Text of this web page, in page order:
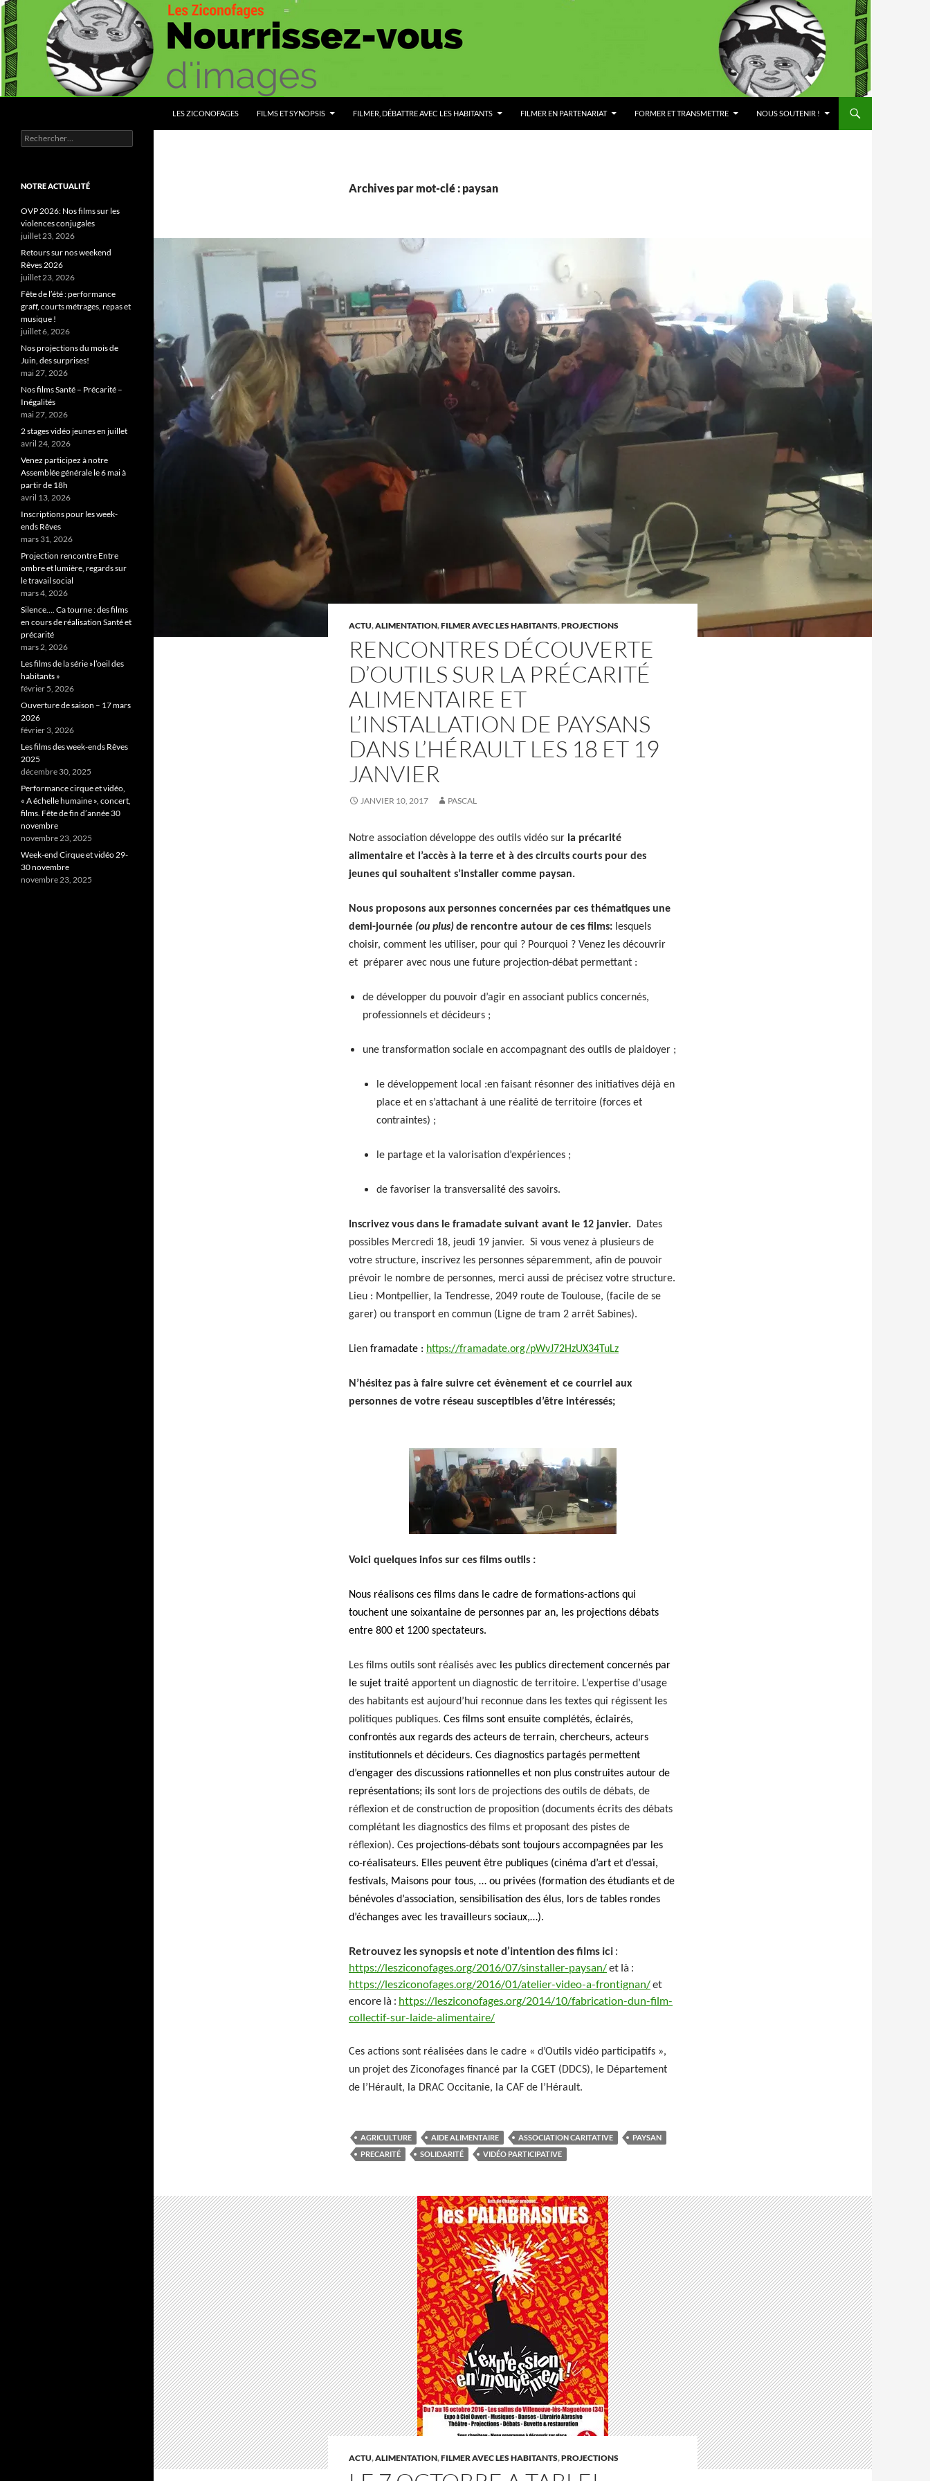
Aller
au
contenu
LES ZICONOFAGES FILMS ET SYNOPSIS FILMER, DÉBATTRE AVEC LES HABITANTS FILMER EN PARTENARIAT FORMER ET TRANSMETTRE NOUS SOUTENIR !
Archives par mot-clé : paysan
ACTU,ALIMENTATION,FILMER AVEC LES HABITANTS,PROJECTIONS
RENCONTRES DÉCOUVERTE
D’OUTILS SUR LA PRÉCARITÉ
ALIMENTAIRE ET
L’INSTALLATION DE PAYSANS
DANS L’HÉRAULT LES 18 ET 19
JANVIER
JANVIER 10, 2017 PASCAL
Notre association développe des outils vidéo sur la précarité
alimentaire et l’accès à la terre et à des circuits courts pour des
jeunes qui souhaitent s’installer comme paysan.
Nous proposons aux personnes concernées par ces thématiques une
demi-journée (ou plus)de rencontre autour de ces films: lesquels
choisir, comment les utiliser, pour qui ? Pourquoi ? Venez les découvrir
et préparer avec nous une future projection-débat permettant :
de développer du pouvoir d’agir en associant publics concernés,
professionnels et décideurs ;
une transformation sociale en accompagnant des outils de plaidoyer ;
le développement local :en faisant résonner des initiatives déjà en
place et en s’attachant à une réalité de territoire (forces et
contraintes) ;
le partage et la valorisation d’expériences ;
de favoriser la transversalité des savoirs.
Inscrivez vous dans le framadate suivant avant le 12 janvier.
Dates
possibles Mercredi 18, jeudi 19 janvier. Si vous venez à plusieurs de
votre structure, inscrivez les personnes séparemment, afin de pouvoir
prévoir le nombre de personnes, merci aussi de précisez votre structure.
Lieu : Montpellier, la Tendresse, 2049 route de Toulouse, (facile de se
garer) ou transport en commun (Ligne de tram 2 arrêt Sabines).
Lien framadate : https://framadate.org/pWvJ72HzUX34TuLz
N’hésitez pas à faire suivre cet évènement et ce courriel aux
personnes de votre réseau susceptibles d’être intéressés;
Voici quelques infos sur ces films outils :
Nous réalisons ces films dans le cadre de formations-actions qui
touchent une soixantaine de personnes par an, les projections débats
entre 800 et 1200 spectateurs.
Les films outils sont réalisés avec les publics directement concernés par
le sujet traité apportent un diagnostic de territoire. L’expertise d’usage
des habitants est aujourd’hui reconnue dans les textes qui régissent les
politiques publiques. Ces films sont ensuite complétés, éclairés,
confrontés aux regards des acteurs de terrain, chercheurs, acteurs
institutionnels et décideurs. Ces diagnostics partagés permettent
d’engager des discussions rationnelles et non plus construites autour de
représentations; ils sont lors de projections des outils de débats, de
réflexion et de construction de proposition (documents écrits des débats
complétant les diagnostics des films et proposant des pistes de
réflexion). Ces projections-débats sont toujours accompagnées par les
co-réalisateurs. Elles peuvent être publiques (cinéma d’art et d’essai,
festivals, Maisons pour tous, … ou privées (formation des étudiants et de
bénévoles d’association, sensibilisation des élus, lors de tables rondes
d’échanges avec les travailleurs sociaux,…).
Retrouvez les synopsis et note d’intention des films ici :
https://lesziconofages.org/2016/07/sinstaller-paysan/et là :
https://lesziconofages.org/2016/01/atelier-video-a-frontignan/et
encore là : https://lesziconofages.org/2014/10/fabrication-dun-film-
collectif-sur-laide-alimentaire/
Ces actions sont réalisées dans le cadre « d’Outils vidéo participatifs »,
un projet des Ziconofages financé par la CGET (DDCS), le Département
de l’Hérault, la DRAC Occitanie, la CAF de l’Hérault.
AGRICULTURE AIDE ALIMENTAIRE ASSOCIATION CARITATIVE
PAYSAN
PRECARITÉ
SOLIDARITÉ VIDÉO PARTICIPATIVE
ACTU,ALIMENTATION,FILMER AVEC LES HABITANTS,PROJECTIONS
Nourrissez vous d'images
Rechercher :
NOTRE ACTUALITÉ
OVP 2026: Nos films sur les
violences conjugales
juillet 23, 2026
Retours sur nos weekend
Rêves 2026
juillet 23, 2026
Fête de l’été : performance
graff, courts métrages, repas et
musique !
juillet 6, 2026
Nos projections du mois de
Juin, des surprises!
mai 27, 2026
Nos films Santé – Précarité –
Inégalités
mai 27, 2026
2 stages vidéo jeunes en juillet
avril 24, 2026
Venez participez à notre
Assemblée générale le 6 mai à
partir de 18h
avril 13, 2026
Inscriptions pour les week-
ends Rêves
mars 31, 2026
Projection rencontre Entre
ombre et lumière, regards sur
le travail social
mars 4, 2026
Silence…. Ca tourne : des films
en cours de réalisation Santé et
précarité
mars 2, 2026
Les films de la série »l’oeil des
habitants »
février 5, 2026
Ouverture de saison – 17 mars
2026
février 3, 2026
Les films des week-ends Rêves
2025
décembre 30, 2025
Performance cirque et vidéo,
« A échelle humaine », concert,
films. Fête de fin d’année 30
novembre
novembre 23, 2025
Week-end Cirque et vidéo 29-
30 novembre
novembre 23, 2025